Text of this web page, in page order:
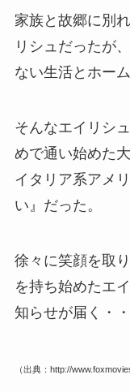
家族と故郷に別
リシュだったが
ない生活とホー
そんなエイリシ
めで通い始めた
イタリア系アメ
い』だった。
徐々に笑顔を取
を持ち始めたエ
知らせが届く・・
（出典：http://